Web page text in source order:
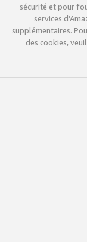
sécurité et pour
services
supplémentaires.
des cookies,